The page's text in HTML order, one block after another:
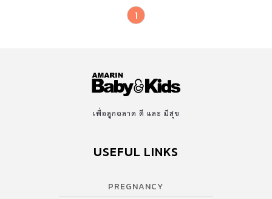
1
เพื่อลูกฉลาด ดี และ มีสุข
USEFUL LINKS
PREGNANCY